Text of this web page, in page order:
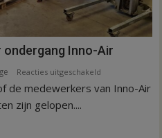
Inno-Air
Reacties uitgeschakeld
Warmte
de medewerkers van Inno-Air
zijn gelopen....